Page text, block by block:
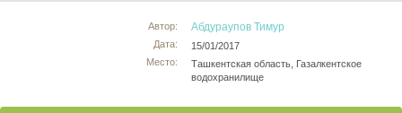
Автор:
Дата:
Место:
Абдураупов Тимур
15/01/2017
Ташкентская область, Газалкентское
водохранилище